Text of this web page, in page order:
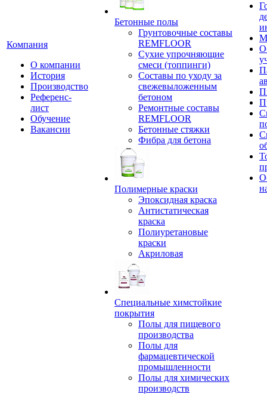
Компания
О компании
История
Производство
Референс-
лист
Обучение
Вакансии
Бетонные полы
Грунтовочные составы
REMFLOOR
Сухие упрочняющие
смеси (топпинги)
Составы по уходу за
свежевыложенным
бетоном
Ремонтные составы
REMFLOOR
Бетонные стяжки
Фибра для бетона
Полимерные краски
Эпоксидная краска
Антистатическая
краска
Полиуретановые
краски
Акриловая
Специальные химстойкие
покрытия
Полы для пищевого
производства
Полы для
фармацевтической
промышленности
Полы для химических
производств